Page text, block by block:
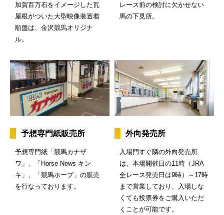
加賀百万石をイメージした瓦
屋根がついた大型映像装置着
順盤は、金沢競馬オリジナ
ル。
レース前の検討に欠かせない
馬の下見所。
予想専門紙販売所
予想専門紙「競馬カナザ
ワ」、「Horse News キン
キ」、「競馬ホープ」の販売
を行なっております。
外向発売所
入場門すぐ隣の外向発売所
は、本場開催日の11時（JRA
全レース発売日は9時）～17時
まで営業しており、入場しな
くても投票券をご購入いただ
くことが可能です。